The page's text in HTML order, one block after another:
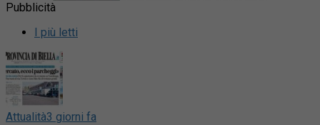
Pubblicità
I più letti
Attualità3 giorni fa